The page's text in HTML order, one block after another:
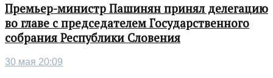
Премьер-министр Пашинян принял делегацию
во главе с председателем Государственного
собрания Республики Словения
30 мая 20:09